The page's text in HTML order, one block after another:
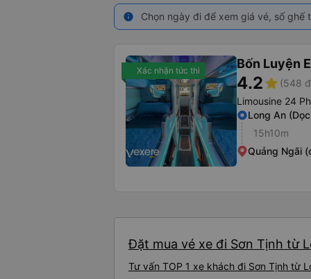
info Chọn ngày đi để xem giá vé, số
Xác nhận tức thì Bốn Luyện
4.2star (548
Limousine 24
Long An
15h10m
Quảng Ngãi
Đặt mua vé xe đi Sơn Tịnh từ
Tư vấn TOP 1 xe khách đi Sơn Tịnh từ